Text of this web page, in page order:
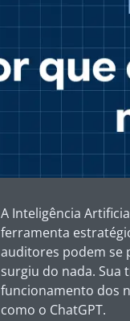
A Inteligência
ferramenta
auditores podem se
surgiu do nada. Sua
funcionamento dos
como o ChatGPT.